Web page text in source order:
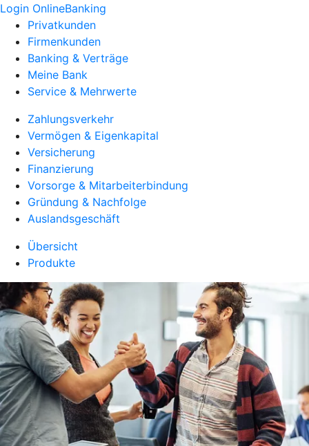
Login OnlineBanking
Privatkunden
Firmenkunden
Banking & Verträge
Meine Bank
Service & Mehrwerte
Zahlungsverkehr
Vermögen & Eigenkapital
Versicherung
Finanzierung
Vorsorge & Mitarbeiterbindung
Gründung & Nachfolge
Auslandsgeschäft
Übersicht
Produkte